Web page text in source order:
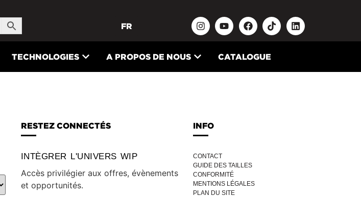
FR
TECHNOLOGIES A PROPOS DE NOUS CATALOGUE
RESTEZ CONNECTÉS
INTÈGRER L'UNIVERS WIP
Accès privilégier aux offres, évènements
et opportunités.
INFO
CONTACT
GUIDE DES TAILLES
CONFORMITÉ
MENTIONS LÉGALES
PLAN DU SITE